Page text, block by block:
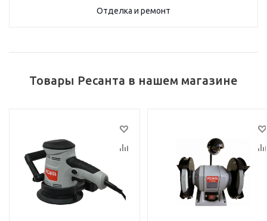
Отделка и ремонт
Товары Ресанта в нашем магазине